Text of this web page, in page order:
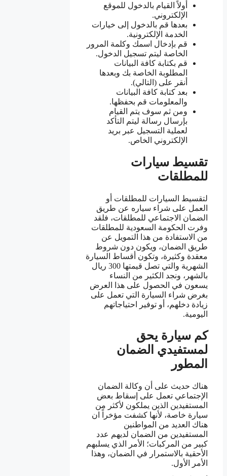
أولاً القيام بالدخول للموقع
الإلكتروني.
بعدها قم بالدخول إلى خيارات
الخدمة الإلكترونية.
قم بإدخال اسمك وكلمة المرور
الخاصة ليتم تسجيل الدخول.
قم بكتابة كافة البيانات
المطلوبة الخاصة بك وبعدها
أنقر على (التالي).
بعد كتابة كافة البيانات
والمعلومات قم بحفظها.
ومن ثم سوف يتم القيام
بإرسال رسالة ليتم التأكد
لعملية التسجيل عبر بريد
الإلكتروني الخاص.
تقسيط سيارات
للمطلقات
لتقسيط السيارات للمطلقات أو
العمل على شراء سياره عن طريق
الضمان الاجتماعي للمطلقات، فلقد
وفرت الحكومة السعودية للمطلقات
من الاستفادة من هذا التمويل عن
طريق الضمان، ويكون دون شروط
معقدة وكثيرة، وتكون أقساط السيارة
الشهرية والتي تصل قيمتها 300 ريال
بالشهر، ونجد الكثير من النساء
يسعون في الحصول على هذا العرض
بغرض شراء السيارة التي تعمل على
زيادة دخلهم، أو توفير احتياجاتهم
اليومية.
كم سيارة يحق
لمستفيدي الضمان
المطور
هناك حديث على أن وكالة الضمان
الإجتماعي تعمل على إسقاط بعض
المستفيدين الذين يملكون لأكثر من
سيارة خاصة، لأنها كشفت مؤخراً ان
هناك العديد من المواطنين
المستفيدين من الضمان لديهم عدد
كبير من المركبات؛ الأمر الذي يسلبهم
الأحقية بالاستمرار في الضمان، وهذا
الأمر الأول.